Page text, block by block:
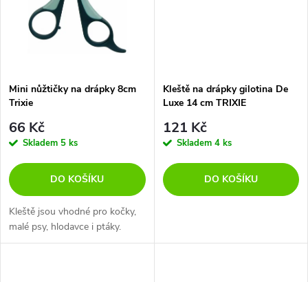
Mini nůžtičky na drápky 8cm
Trixie
66 Kč
Skladem 5 ks
DO KOŠÍKU
Kleště jsou vhodné pro kočky,
malé psy, hlodavce i ptáky.
Kleště na drápky gilotina De
Luxe 14 cm TRIXIE
121 Kč
Skladem 4 ks
DO KOŠÍKU